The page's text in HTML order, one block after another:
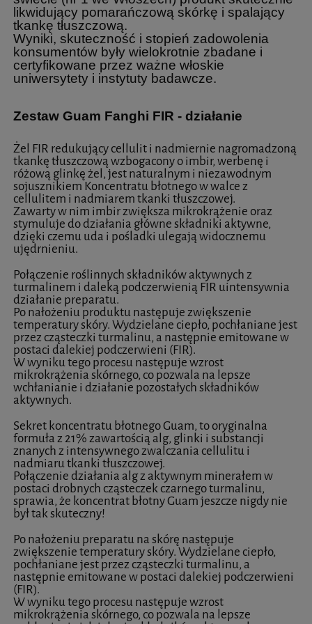
likwidujący pomarańczową skórkę i spalający
tkankę tłuszczową.
Wyniki, skuteczność i stopień zadowolenia
konsumentów były wielokrotnie zbadane i
certyfikowane przez ważne włoskie
uniwersytety i instytuty badawcze.
Zestaw Guam Fanghi FIR - działanie
Żel FIR redukujący cellulit i nadmiernie nagromadzoną
tkankę tłuszczową wzbogacony o imbir, werbenę i
różową glinkę żel, jest naturalnym i niezawodnym
sojusznikiem Koncentratu błotnego w walce z
cellulitem i nadmiarem tkanki tłuszczowej.
Zawarty w nim imbir zwiększa mikrokrążenie oraz
stymuluje do działania główne składniki aktywne,
dzięki czemu uda i pośladki ulegają widocznemu
ujędrnieniu.
Połączenie roślinnych składników aktywnych z
turmalinem i daleką podczerwienią FIR uintensywnia
działanie preparatu.
Po nałożeniu produktu następuje zwiększenie
temperatury skóry. Wydzielane ciepło, pochłaniane jest
przez cząsteczki turmalinu, a następnie emitowane w
postaci dalekiej podczerwieni (FIR).
W wyniku tego procesu następuje wzrost
mikrokrążenia skórnego, co pozwala na lepsze
wchłanianie i działanie pozostałych składników
aktywnych.
Sekret koncentratu błotnego Guam, to oryginalna
formuła z 21% zawartością alg, glinki i substancji
znanych z intensywnego zwalczania cellulitu i
nadmiaru tkanki tłuszczowej.
Połączenie działania alg z aktywnym minerałem w
postaci drobnych cząsteczek czarnego turmalinu,
sprawia, że koncentrat błotny Guam jeszcze nigdy nie
był tak skuteczny!
Po nałożeniu preparatu na skórę następuje
zwiększenie temperatury skóry. Wydzielane ciepło,
pochłaniane jest przez cząsteczki turmalinu, a
następnie emitowane w postaci dalekiej podczerwieni
(FIR).
W wyniku tego procesu następuje wzrost
mikrokrążenia skórnego, co pozwala na lepsze